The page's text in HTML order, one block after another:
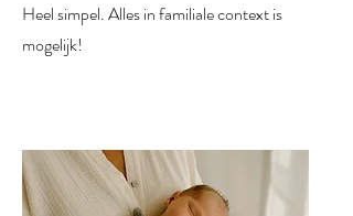
Heel simpel. Alles in familiale context is
mogelijk!